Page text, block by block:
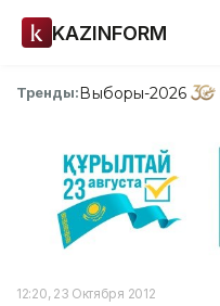
KAZINFORM
Тренды:Выборы-2026
12:20, 23 Октября 2012